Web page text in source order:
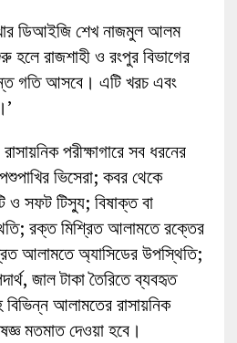
ডিআইজি শেখ নাজমুল আলম
হলে রাজশাহী ও রংপুর বিভাগের
গতি আসবে। এটি খরচ এবং
পরীক্ষাগারে সব ধরনের
ভিসেরা; কবর থেকে
ও সফট টিস্যু; বিষাক্ত বা
রক্ত মিশ্রিত আলামতে রক্তের
আলামতে অ্যাসিডের উপস্থিতি;
জাল টাকা তৈরিতে ব্যবহৃত
আলামতের রাসায়নিক
মতমাত দেওয়া হবে।